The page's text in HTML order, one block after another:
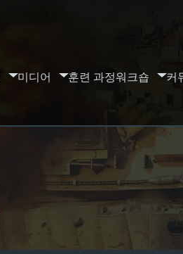
미디어 훈련 과정워크숍 커